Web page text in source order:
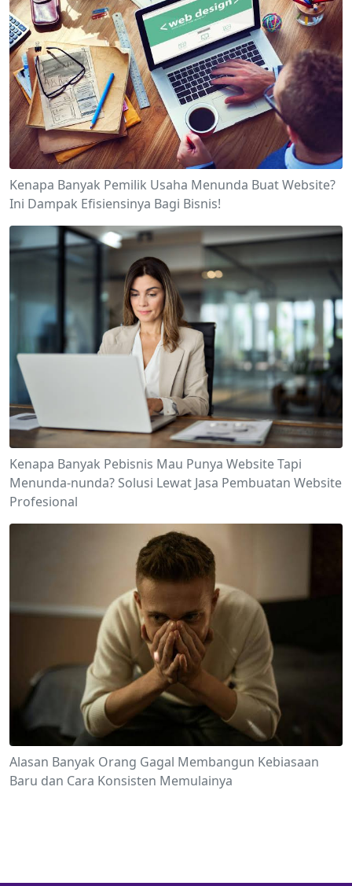
Kenapa Banyak Pemilik Usaha Menunda Buat Website?
Ini Dampak Efisiensinya Bagi Bisnis!
Kenapa Banyak Pebisnis Mau Punya Website Tapi
Menunda-nunda? Solusi Lewat Jasa Pembuatan Website
Profesional
Alasan Banyak Orang Gagal Membangun Kebiasaan
Baru dan Cara Konsisten Memulainya